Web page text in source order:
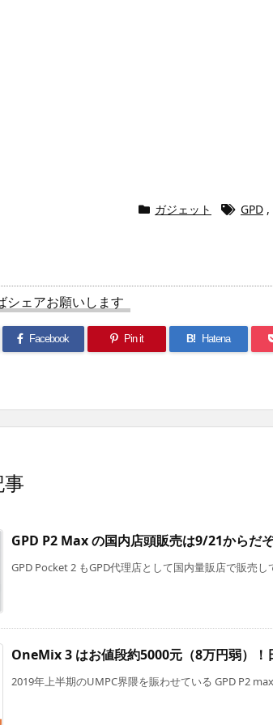
ガジェット GPD ,
シェアお願いします
Facebook Pin it B! Hatena
GPD P2 Max の国内店頭販売は9/21からだぞ
GPD Pocket 2 もGPD代理店として国内量販店で販売し
OneMix 3 はお値段約5000元（8万円弱）！
2019年上半期のUMPC界隈を賑わせている GPD P2